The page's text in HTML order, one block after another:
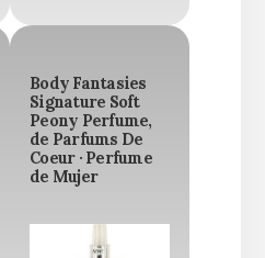
Body Fantasies
Signature Soft
Peony Perfume,
de Parfums De
Coeur · Perfume
de Mujer